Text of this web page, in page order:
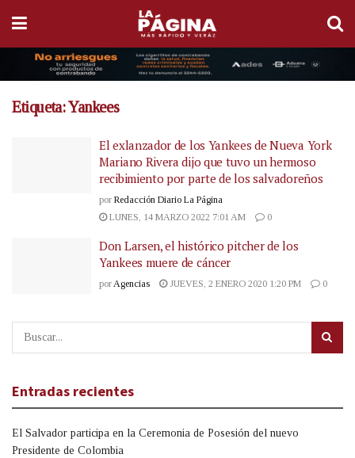
Etiqueta:Yankees
El exlanzador de los Yankees de Nueva York
Mariano Rivera dijo que tuvo un hermoso
recibimiento por parte de los salvadoreños
por Redacción Diario La Página
LUNES, 14 MARZO 2022 7:01 AM
0
Don Larsen, el histórico pitcher de los
Yankees muere de cáncer
por Agencias JUEVES, 2 ENERO 2020 1:20 PM 0
Entradas recientes
El Salvador participa en la Ceremonia de Posesión del nuevo
Presidente de Colombia